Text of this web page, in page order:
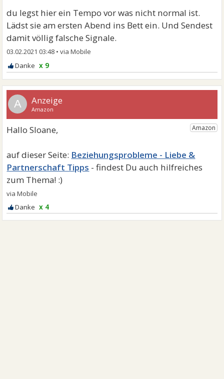
du legst hier ein Tempo vor was nicht normal ist.
Lädst sie am ersten Abend ins Bett ein. Und Sendest
damit völlig falsche Signale.
03.02.2021 03:48 •
x 9
A
Beziehungsprobleme - Liebe &
Partnerschaft Tipps
x 4